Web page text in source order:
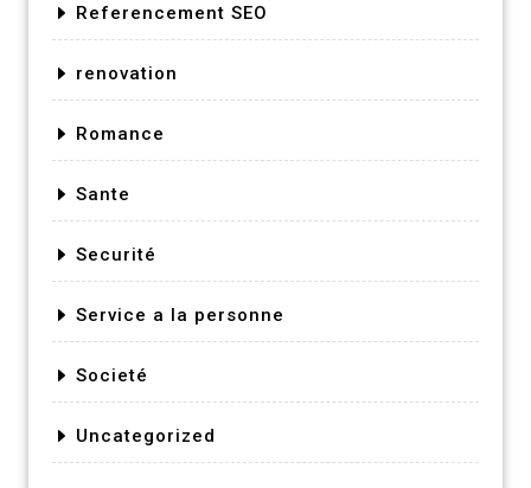
Referencement SEO
renovation
Romance
Sante
Securité
Service a la personne
Societé
Uncategorized